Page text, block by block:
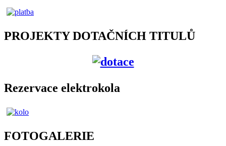
PROJEKTY DOTAČNÍCH TITULŮ
Rezervace elektrokola
FOTOGALERIE